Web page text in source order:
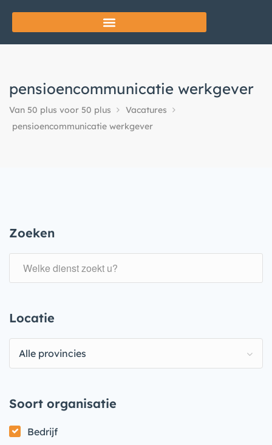
pensioencommunicatie werkgever
Van 50 plus voor 50 plus
Vacatures
pensioencommunicatie werkgever
Zoeken
Locatie
Alle provincies
Soort organisatie
Bedrijf